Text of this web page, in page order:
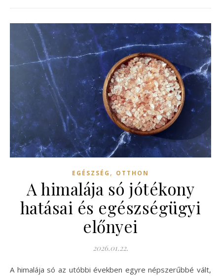
EGÉSZSÉG , OTTHON
A himalája só jótékony
hatásai és egészségügyi
előnyei
2026.01.22.
A himalája só az utóbbi években egyre népszerűbbé vált,